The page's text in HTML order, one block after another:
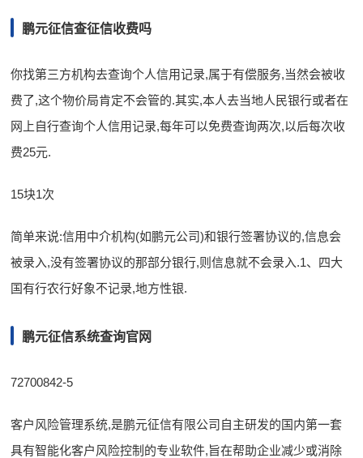
鹏元征信查征信收费吗
你找第三方机构去查询个人信用记录,属于有偿服务,当然会被收
费了,这个物价局肯定不会管的.其实,本人去当地人民银行或者在
网上自行查询个人信用记录,每年可以免费查询两次,以后每次收
费25元.
15块1次
简单来说:信用中介机构(如鹏元公司)和银行签署协议的,信息会
被录入,没有签署协议的那部分银行,则信息就不会录入.1、四大
国有行农行好象不记录,地方性银.
鹏元征信系统查询官网
72700842-5
客户风险管理系统,是鹏元征信有限公司自主研发的国内第一套
具有智能化客户风险控制的专业软件,旨在帮助企业减少或消除